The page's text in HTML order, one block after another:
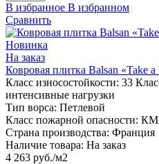
В избранное В избранном
Сравнить
Новинка
На заказ
Ковровая плитка Balsan «Take a
Класс износостойкости: 33
интенсивные нагрузки
Тип ворса: Петлевой
Класс пожарной опасности:
Страна производства: Франция
Наличие товара: На заказ
4 263 руб./м2